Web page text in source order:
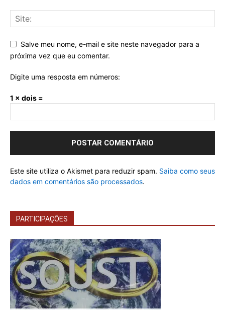
Salve meu nome, e-mail e site neste navegador para a
próxima vez que eu comentar.
Digite uma resposta em números:
1 × dois =
Este site utiliza o Akismet para reduzir spam. Saiba como seus
dados em comentários são processados.
PARTICIPAÇÕES